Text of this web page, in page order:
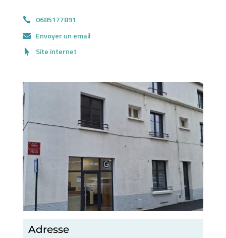
0685177891
Envoyer un email
Site internet
Adresse